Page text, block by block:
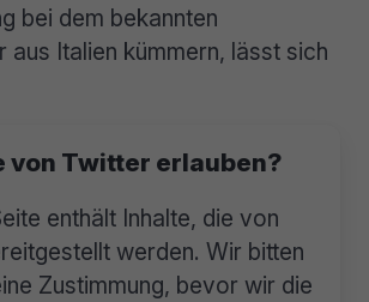
bei dem bekannten
aus Italien kümmern, lässt sich
von Twitter erlauben?
enthält Inhalte, die von
werden. Wir bitten
Zustimmung, bevor wir die